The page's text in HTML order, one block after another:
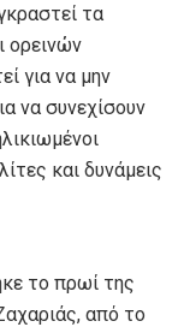
τα
ορεινών
για να μην
να συνεχίσουν
και δυνάμεις
το πρωί της
από το